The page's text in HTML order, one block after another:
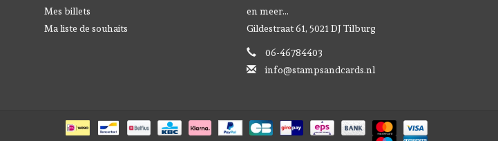
Mes billets
Ma liste de souhaits
en meer...
Gildestraat 61, 5021 DJ Tilburg
06-46784403
info@stampsandcards.nl